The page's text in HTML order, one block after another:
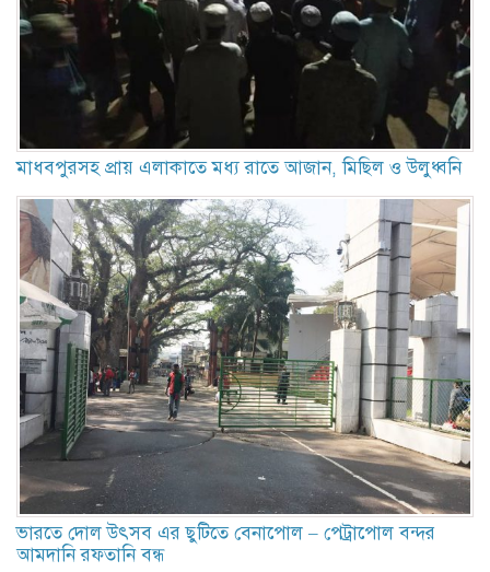
মাধবপুরসহ প্রায় এলাকাতে মধ্য রাতে আজান, মিছিল ও উলুধ্বনি
ভারতে দোল উৎসব এর ছুটিতে বেনাপোল – পেট্রাপোল বন্দর
আমদানি রফতানি বন্ধ